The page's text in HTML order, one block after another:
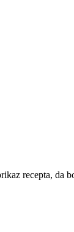
recepta, da